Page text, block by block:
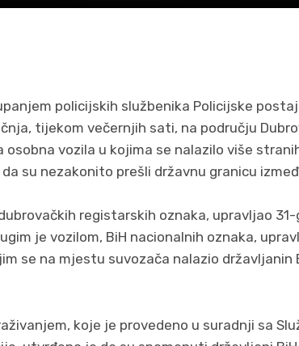
policijskih službenika Policijske
tijekom večernjih sati, na području
osobna vozila u kojima se nalazilo više
su nezakonito prešli državnu granicu
registarskih oznaka, upravljao
je vozilom, BiH nacionalnih oznaka,
se na mjestu suvozača nalazio državljanin
koje je provedeno u suradnji sa